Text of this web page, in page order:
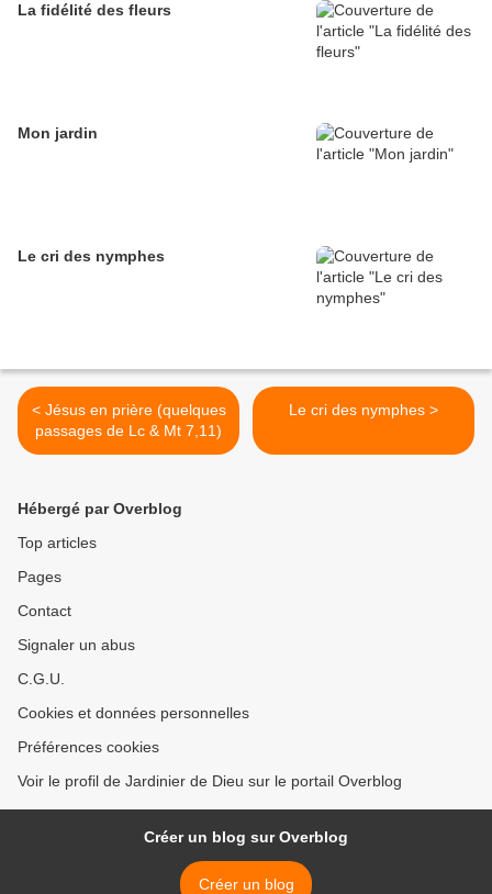
La fidélité des fleurs
Mon jardin
Le cri des nymphes
< Jésus en prière (quelques
passages de Lc & Mt 7,11)
Le cri des nymphes >
Hébergé par Overblog
Top articles
Pages
Contact
Signaler un abus
C.G.U.
Cookies et données personnelles
Préférences cookies
Voir le profil de Jardinier de Dieu sur le portail Overblog
Créer un blog sur Overblog
Créer un blog